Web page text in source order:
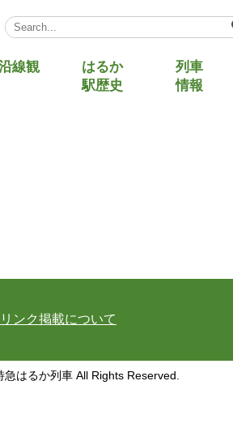
Select Language
線観
はるか
駅歴史
列車
情報
リンク掲載について
はるか列車 All Rights Reserved.